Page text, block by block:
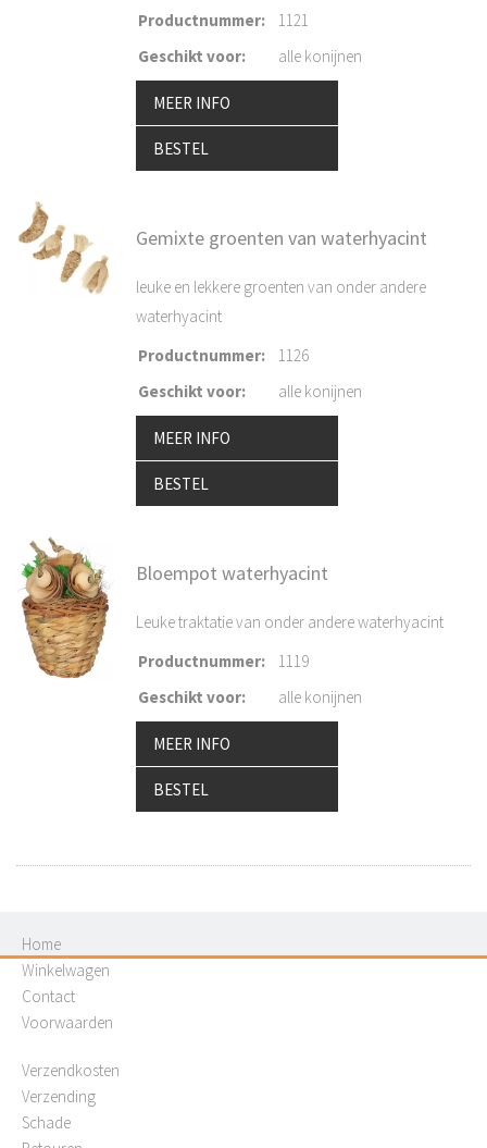
Productnummer:
1121
Geschikt voor: alle konijnen
MEER INFO
BESTEL
Gemixte groenten van waterhyacint
leuke en lekkere groenten van onder andere
waterhyacint
Productnummer:
1126
Geschikt voor: alle konijnen
MEER INFO
BESTEL
Bloempot waterhyacint
Leuke traktatie van onder andere waterhyacint
Productnummer:
1119
Geschikt voor: alle konijnen
MEER INFO
BESTEL
Home
Winkelwagen
Contact
Voorwaarden
Verzendkosten
Verzending
Schade